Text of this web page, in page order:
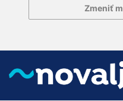
Zmeniť